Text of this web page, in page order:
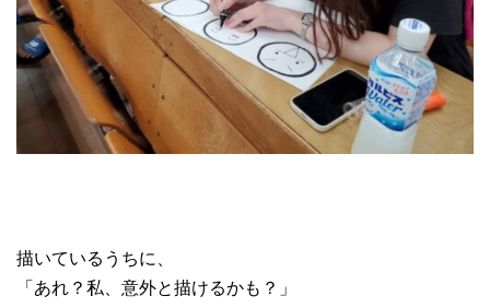
描いているうちに、
「あれ？私、意外と描けるかも？」